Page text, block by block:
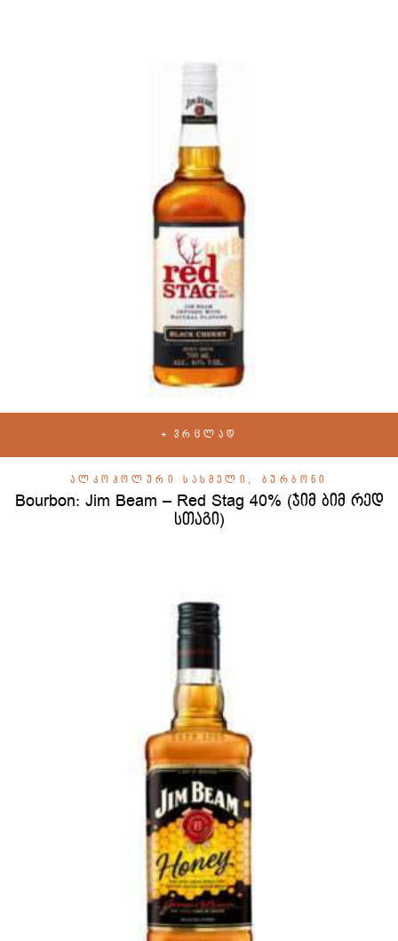
ᲕᲠᲪᲚᲐᲓ
ᲐᲚᲙᲝᲰᲝᲚᲣᲠᲘ ᲡᲐᲡᲛᲔᲚᲘ ,ᲑᲣᲠᲑᲝᲜᲘ
Bourbon: Jim Beam – Red Stag 40% (ჯიმ ბიმ რედ
სთაგი)